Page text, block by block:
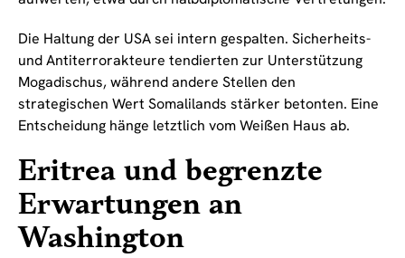
Die Haltung der USA sei intern gespalten. Sicherheits-
und Antiterrorakteure tendierten zur Unterstützung
Mogadischus, während andere Stellen den
strategischen Wert Somalilands stärker betonten. Eine
Entscheidung hänge letztlich vom Weißen Haus ab.
Eritrea und begrenzte
Erwartungen an
Washington